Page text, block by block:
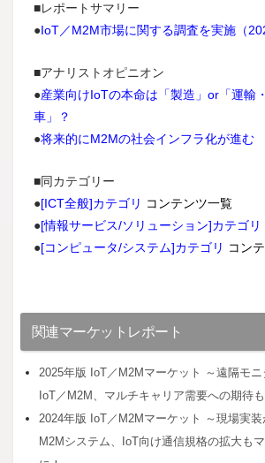
■レポートサマリー
●IoT／M2M市場に関する調査を実施（
■アナリストオピニオン
●産業向けIoTの本命は「製造」or「運輸
車」？
●将来的にM2Mの社会インフラ化が進む
■同カテゴリー
●[ICT全般]カテゴリ コンテンツ一覧
●[情報サービス/ソリューション]カテゴリ
●[コンピュータ/システム]カテゴリ コン
関連マーケットレポート
2025年版 IoT／M2Mマーケット ～遠隔モ
IoT／M2M、マルチキャリア需要への期待
2024年版 IoT／M2Mマーケット ～現場実
M2Mシステム、IoT向け通信規格の拡大も